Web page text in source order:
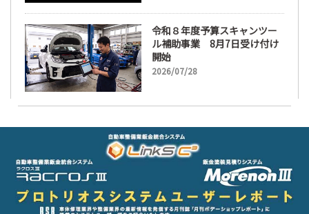
令和８年度予算スキャンツー
ル補助事業 8月7日受け付け
開始
2026/07/28